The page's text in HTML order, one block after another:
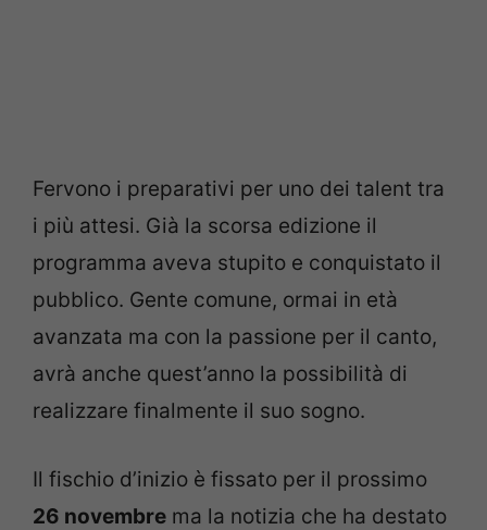
Fervono i preparativi per uno dei talent tra
i più attesi. Già la scorsa edizione il
programma aveva stupito e conquistato il
pubblico. Gente comune, ormai in età
avanzata ma con la passione per il canto,
avrà anche quest’anno la possibilità di
realizzare finalmente il suo sogno.
Il fischio d’inizio è fissato per il prossimo
26 novembre ma la notizia che ha destato